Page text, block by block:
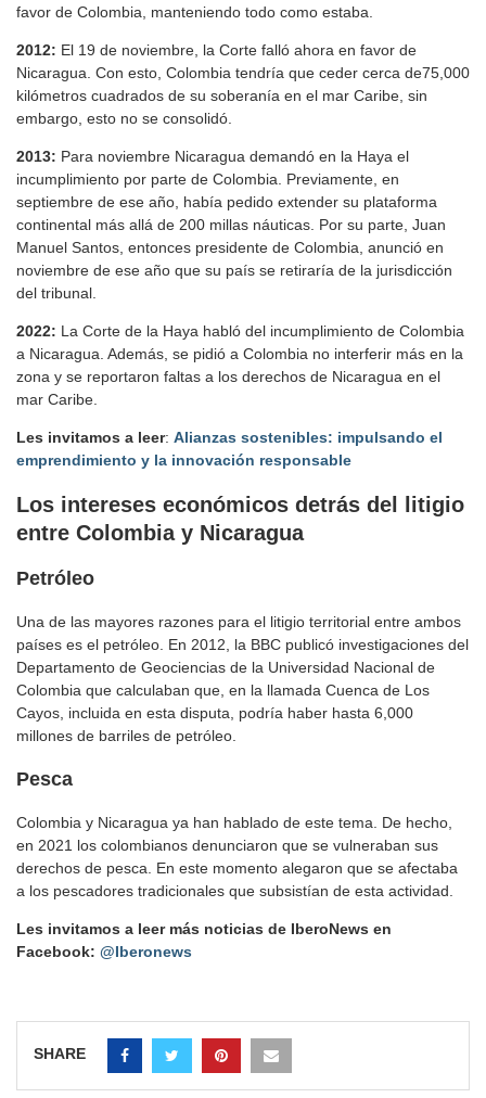
favor de Colombia, manteniendo todo como estaba.
2012: El 19 de noviembre, la Corte falló ahora en favor de
Nicaragua. Con esto, Colombia tendría que ceder cerca de75,000
kilómetros cuadrados de su soberanía en el mar Caribe, sin
embargo, esto no se consolidó.
2013: Para noviembre Nicaragua demandó en la Haya el
incumplimiento por parte de Colombia. Previamente, en
septiembre de ese año, había pedido extender su plataforma
continental más allá de 200 millas náuticas. Por su parte, Juan
Manuel Santos, entonces presidente de Colombia, anunció en
noviembre de ese año que su país se retiraría de la jurisdicción
del tribunal.
2022: La Corte de la Haya habló del incumplimiento de Colombia
a Nicaragua. Además, se pidió a Colombia no interferir más en la
zona y se reportaron faltas a los derechos de Nicaragua en el
mar Caribe.
Les invitamos a leer: Alianzas sostenibles: impulsando el
emprendimiento y la innovación responsable
Los intereses económicos detrás del litigio
entre Colombia y Nicaragua
Petróleo
Una de las mayores razones para el litigio territorial entre ambos
países es el petróleo. En 2012, la BBC publicó investigaciones del
Departamento de Geociencias de la Universidad Nacional de
Colombia que calculaban que, en la llamada Cuenca de Los
Cayos, incluida en esta disputa, podría haber hasta 6,000
millones de barriles de petróleo.
Pesca
Colombia y Nicaragua ya han hablado de este tema. De hecho,
en 2021 los colombianos denunciaron que se vulneraban sus
derechos de pesca. En este momento alegaron que se afectaba
a los pescadores tradicionales que subsistían de esta actividad.
Les invitamos a leer más noticias de IberoNews en
Facebook: @Iberonews
SHARE